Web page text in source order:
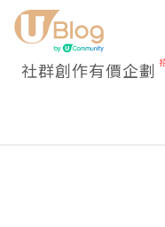
社群創作有價企劃